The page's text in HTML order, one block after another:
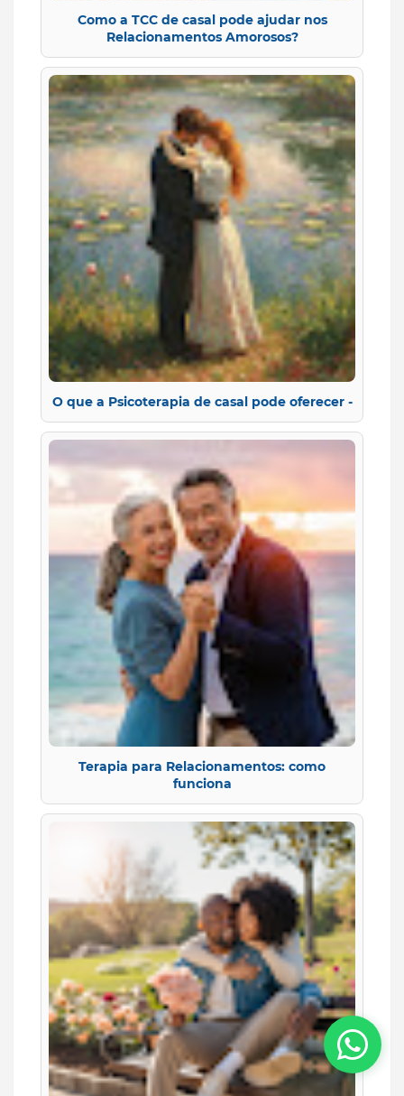
Como a TCC de casal pode ajudar nos
Relacionamentos Amorosos?
O que a Psicoterapia de casal pode oferecer -
Terapia para Relacionamentos: como
funciona